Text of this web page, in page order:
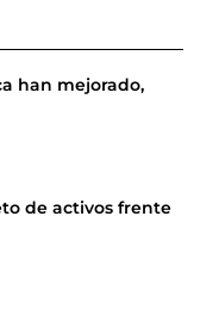
han mejorado,
de activos frente